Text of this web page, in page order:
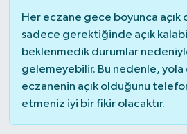
Her eczane gece boyunca açık
sadece gerektiğinde açık
beklenmedik durumlar
gelemeyebilir. Bu nedenle, yola
eczanenin açık olduğunu
etmeniz iyi bir fikir olacaktır.